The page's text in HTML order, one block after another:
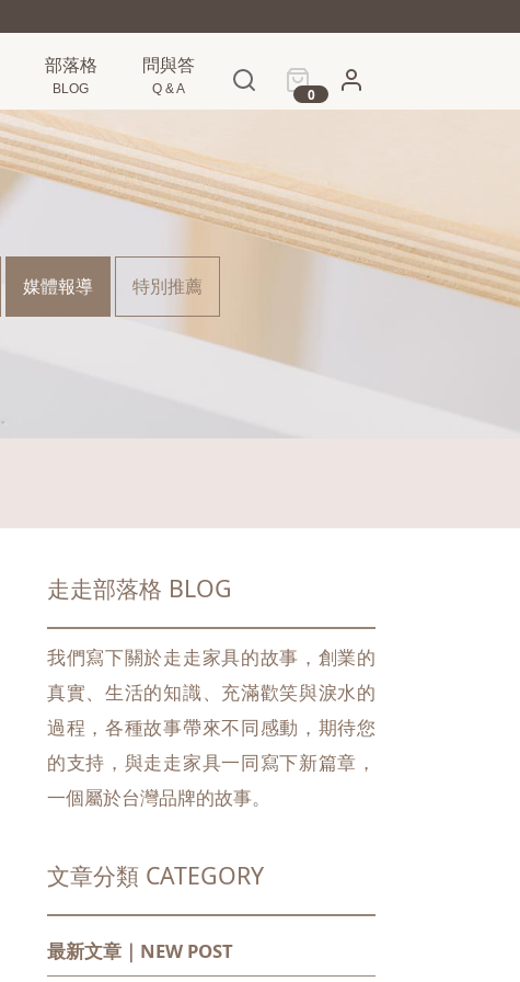
部落格
BLOG
問與答
Q & A 0
媒體報導 特別推薦
走走部落格 BLOG
我們寫下關於走走家具的故事，創業的
真實、生活的知識、充滿歡笑與淚水的
過程，各種故事帶來不同感動，期待您
的支持，與走走家具一同寫下新篇章，
一個屬於台灣品牌的故事。
文章分類 CATEGORY
最新文章｜NEW POST